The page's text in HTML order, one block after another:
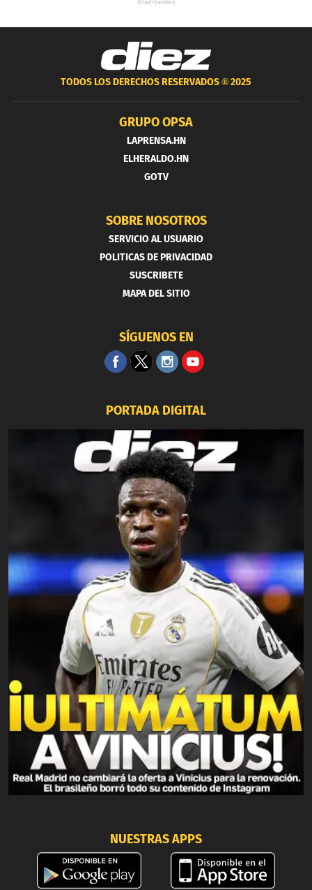
TODOS LOS DERECHOS RESERVADOS ®2025
GRUPO OPSA
LAPRENSA.HN
ELHERALDO.HN
GOTV
SOBRE NOSOTROS
SERVICIO AL USUARIO
POLITICAS DE PRIVACIDAD
SUSCRIBETE
MAPA DEL SITIO
SÍGUENOS EN
PORTADA DIGITAL
NUESTRAS APPS